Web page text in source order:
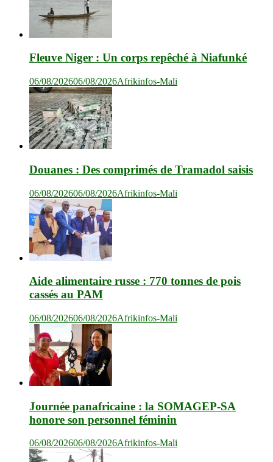
Fleuve Niger : Un corps repêché à Niafunké
06/08/202606/08/2026Afrikinfos-Mali
Douanes : Des comprimés de Tramadol saisis
06/08/202606/08/2026Afrikinfos-Mali
Aide alimentaire russe : 770 tonnes de pois
cassés au PAM
06/08/202606/08/2026Afrikinfos-Mali
Journée panafricaine : la SOMAGEP-SA
honore son personnel féminin
06/08/202606/08/2026Afrikinfos-Mali